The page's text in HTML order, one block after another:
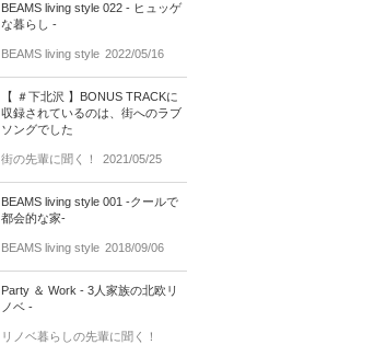
BEAMS living style 022 - ヒュッゲ
な暮らし -
BEAMS living style 2022/05/16
【 ＃下北沢 】BONUS TRACKに
収録されているのは、街へのラブ
ソングでした
街の先輩に聞く！ 2021/05/25
BEAMS living style 001 -クールで
都会的な家-
BEAMS living style 2018/09/06
Party ＆ Work - 3人家族の北欧リ
ノベ -
リノベ暮らしの先輩に聞く！